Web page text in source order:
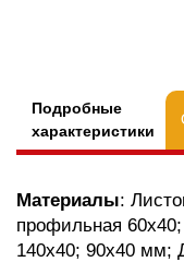
Подробные
характеристики
Материалы:
профильная
140х40; 90х40 мм;